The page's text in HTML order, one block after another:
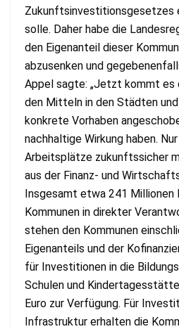
Zukunftsinvestitionsgesetzes
solle. Daher habe die
den Eigenanteil dieser
abzusenken und
Appel sagte: „Jetzt kommt es
den Mitteln in den Städten
konkrete Vorhaben
nachhaltige Wirkung haben.
Arbeitsplätze zukunftssicher
aus der Finanz- und
Insgesamt etwa 241 Millionen
Kommunen in direkter
stehen den Kommunen
Eigenanteils und der
für Investitionen in die
Schulen und
Euro zur Verfügung. Für
Infrastruktur erhalten die